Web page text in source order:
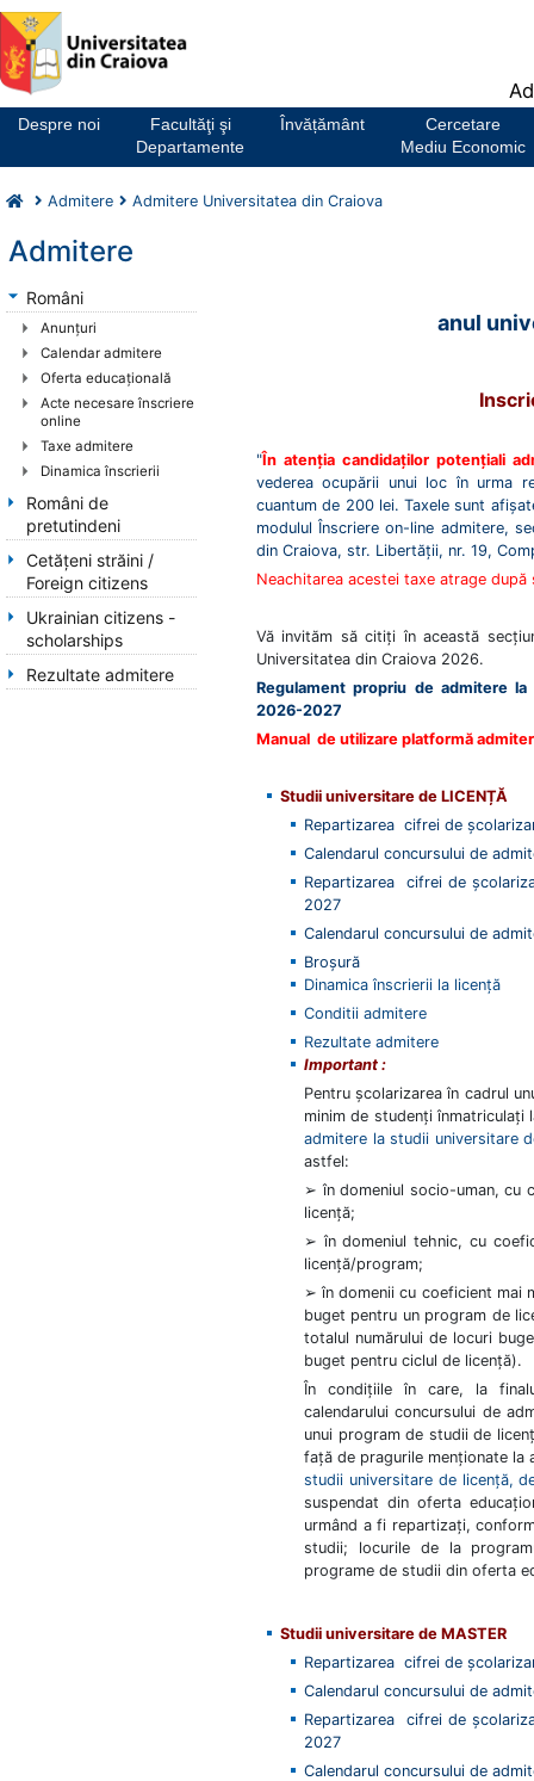
Notă:
Acest
website
un
sistem
accesibilitate.
Despre noi
Facultăţi şi
Departamente
Învățământ
Cercetare
Mediu Economic
Admitere Admitere Universitatea din Craiova
Admitere
Români
Anunţuri
Calendar admitere
Oferta educaţională
Acte necesare înscriere
online
Taxe admitere
Dinamica înscrierii
Români de
pretutindeni
Cetăţeni străini /
Foreign citizens
Ukrainian citizens -
scholarships
Rezultate admitere
anul
"În atenția candidaților potențiali
vederea ocupării unui loc în urma
cuantum de 200 lei. Taxele sunt
modulul Înscriere on-line admitere,
din Craiova, str. Libertății, nr. 19,
Neachitarea acestei taxe atrage după
Vă invităm să citiţi în această
Universitatea din Craiova 2026.
Regulament propriu de admitere
2026-2027
Manual de utilizare platformă
Studii universitare de LICENȚĂ
Repartizarea cifrei de
Calendarul concursului de
Repartizarea cifrei de
2027
Calendarul concursului de
Broşură
Dinamica înscrierii la licenţă
Conditii admitere
Rezultate admitere
Important :
Pentru școlarizarea în cadrul
minim de studenți
admitere la studii universitare
astfel:
➢ în domeniul socio-uman, cu
licență;
➢ în domeniul tehnic, cu
licență/program;
➢ în domenii cu coeficient mai
buget pentru un program de
totalul numărului de locuri
buget pentru ciclul de licență).
În condițiile în care, la
calendarului concursului de
unui program de studii de
față de pragurile menționate la
studii universitare de licenţă,
suspendat din oferta
urmând a fi repartizați,
studii; locurile de la
programe de studii din oferta
Studii universitare de MASTER
Repartizarea cifrei de
Calendarul concursului de
Repartizarea cifrei de
2027
Calendarul concursului de